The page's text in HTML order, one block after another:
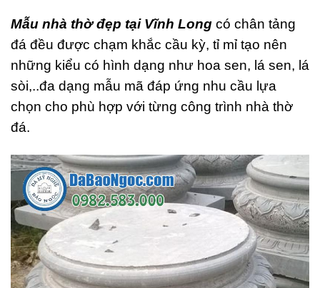
Mẫu nhà thờ đẹp tại Vĩnh Long có chân tảng
đá đều được chạm khắc cầu kỳ, tỉ mỉ tạo nên
những kiểu có hình dạng như hoa sen, lá sen, lá
sòi,..đa dạng mẫu mã đáp ứng nhu cầu lựa
chọn cho phù hợp với từng công trình nhà thờ
đá.